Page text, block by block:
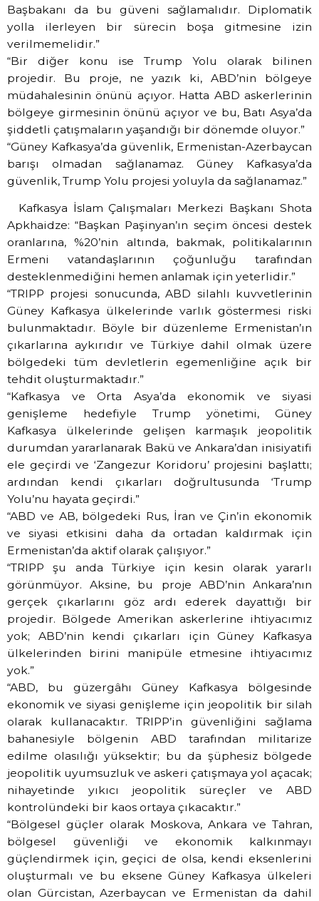
Başbakanı da bu güveni sağlamalıdır. Diplomatik
yolla ilerleyen bir sürecin boşa gitmesine izin
verilmemelidir.”
“Bir diğer konu ise Trump Yolu olarak bilinen
projedir. Bu proje, ne yazık ki, ABD’nin bölgeye
müdahalesinin önünü açıyor. Hatta ABD askerlerinin
bölgeye girmesinin önünü açıyor ve bu, Batı Asya’da
şiddetli çatışmaların yaşandığı bir dönemde oluyor.”
“Güney Kafkasya’da güvenlik, Ermenistan-Azerbaycan
barışı olmadan sağlanamaz. Güney Kafkasya’da
güvenlik, Trump Yolu projesi yoluyla da sağlanamaz.”
Kafkasya İslam Çalışmaları Merkezi Başkanı Shota
Apkhaidze: “Başkan Paşinyan’ın seçim öncesi destek
oranlarına, %20’nin altında, bakmak, politikalarının
Ermeni vatandaşlarının çoğunluğu tarafından
desteklenmediğini hemen anlamak için yeterlidir.”
“TRIPP projesi sonucunda, ABD silahlı kuvvetlerinin
Güney Kafkasya ülkelerinde varlık göstermesi riski
bulunmaktadır. Böyle bir düzenleme Ermenistan’ın
çıkarlarına aykırıdır ve Türkiye dahil olmak üzere
bölgedeki tüm devletlerin egemenliğine açık bir
tehdit oluşturmaktadır.”
“Kafkasya ve Orta Asya’da ekonomik ve siyasi
genişleme hedefiyle Trump yönetimi, Güney
Kafkasya ülkelerinde gelişen karmaşık jeopolitik
durumdan yararlanarak Bakü ve Ankara’dan inisiyatifi
ele geçirdi ve ‘Zangezur Koridoru’ projesini başlattı;
ardından kendi çıkarları doğrultusunda ‘Trump
Yolu’nu hayata geçirdi.”
“ABD ve AB, bölgedeki Rus, İran ve Çin’in ekonomik
ve siyasi etkisini daha da ortadan kaldırmak için
Ermenistan’da aktif olarak çalışıyor.”
“TRIPP şu anda Türkiye için kesin olarak yararlı
görünmüyor. Aksine, bu proje ABD’nin Ankara’nın
gerçek çıkarlarını göz ardı ederek dayattığı bir
projedir. Bölgede Amerikan askerlerine ihtiyacımız
yok; ABD’nin kendi çıkarları için Güney Kafkasya
ülkelerinden birini manipüle etmesine ihtiyacımız
yok.”
“ABD, bu güzergâhı Güney Kafkasya bölgesinde
ekonomik ve siyasi genişleme için jeopolitik bir silah
olarak kullanacaktır. TRIPP’in güvenliğini sağlama
bahanesiyle bölgenin ABD tarafından militarize
edilme olasılığı yüksektir; bu da şüphesiz bölgede
jeopolitik uyumsuzluk ve askeri çatışmaya yol açacak;
nihayetinde yıkıcı jeopolitik süreçler ve ABD
kontrolündeki bir kaos ortaya çıkacaktır.”
“Bölgesel güçler olarak Moskova, Ankara ve Tahran,
bölgesel güvenliği ve ekonomik kalkınmayı
güçlendirmek için, geçici de olsa, kendi eksenlerini
oluşturmalı ve bu eksene Güney Kafkasya ülkeleri
olan Gürcistan, Azerbaycan ve Ermenistan da dahil